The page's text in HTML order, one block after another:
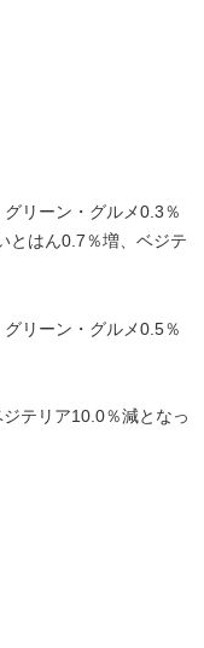
リーン・グルメ0.3％
とはん0.7％増、ベジテ
リーン・グルメ0.5％
テリア10.0％減となっ